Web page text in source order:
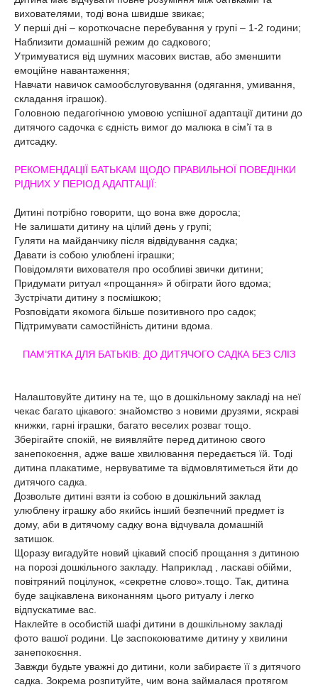
вихователями, тоді вона швидше звикає;
У перші дні – короткочасне перебування у групі – 1-2 години;
Наблизити домашній режим до садкового;
Утримуватися від шумних масових вистав, або зменшити
емоційне навантаження;
Навчати навичок самообслуговування (одягання, умивання,
складання іграшок).
Головною педагогічною умовою успішної адаптації дитини до
дитячого садочка є єдність вимог до малюка в сім’ї та в
дитсадку.
РЕКОМЕНДАЦІЇ БАТЬКАМ ЩОДО ПРАВИЛЬНОЇ ПОВЕДІНКИ
РІДНИХ У ПЕРІОД АДАПТАЦІЇ:
Дитині потрібно говорити, що вона вже доросла;
Не залишати дитину на цілий день у групі;
Гуляти на майданчику після відвідування садка;
Давати із собою улюблені іграшки;
Повідомляти вихователя про особливі звички дитини;
Придумати ритуал «прощання» й обіграти його вдома;
Зустрічати дитину з посмішкою;
Розповідати якомога більше позитивного про садок;
Підтримувати самостійність дитини вдома.
ПАМ’ЯТКА ДЛЯ БАТЬКІВ: ДО ДИТЯЧОГО САДКА БЕЗ СЛІЗ
Налаштовуйте дитину на те, що в дошкільному закладі на неї
чекає багато цікавого: знайомство з новими друзями, яскраві
книжки, гарні іграшки, багато веселих розваг тощо.
Зберігайте спокій, не виявляйте перед дитиною свого
занепокоєння, адже ваше хвилювання передається їй. Тоді
дитина плакатиме, нервуватиме та відмовлятиметься йти до
дитячого садка.
Дозвольте дитині взяти із собою в дошкільний заклад
улюблену іграшку або якийсь інший безпечний предмет із
дому, аби в дитячому садку вона відчувала домашній
затишок.
Щоразу вигадуйте новий цікавий спосіб прощання з дитиною
на порозі дошкільного закладу. Наприклад , ласкаві обійми,
повітряний поцілунок, «секретне слово».тощо. Так, дитина
буде зацікавлена виконанням цього ритуалу і легко
відпускатиме вас.
Наклейте в особистій шафі дитини в дошкільному закладі
фото вашої родини. Це заспокоюватиме дитину у хвилини
занепокоєння.
Завжди будьте уважні до дитини, коли забираєте її з дитячого
садка. Зокрема розпитуйте, чим вона займалася протягом